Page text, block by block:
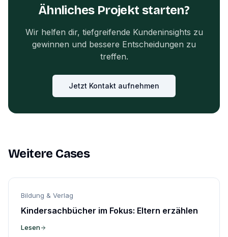
Ähnliches Projekt starten?
Wir helfen dir, tiefgreifende Kundeninsights zu
gewinnen und bessere Entscheidungen zu
treffen.
Jetzt Kontakt aufnehmen
Weitere Cases
Bildung & Verlag
Kindersachbücher im Fokus: Eltern erzählen
Lesen